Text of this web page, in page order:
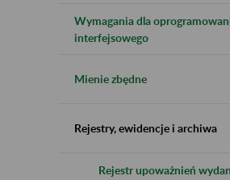
Wymagania dla
interfejsowego
Mienie zbędne
Rejestry, ewidencje i archiwa
Rejestr upoważnień